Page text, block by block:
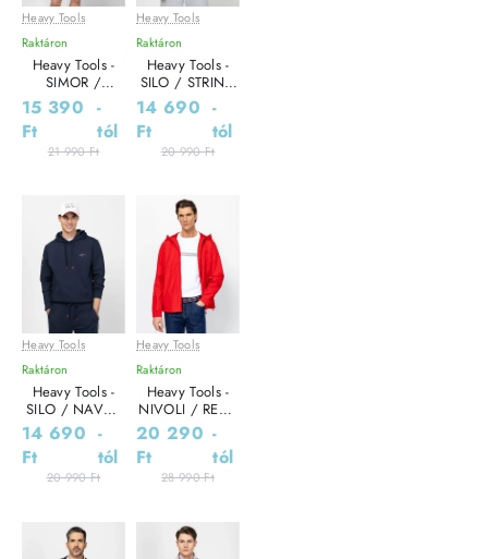
Leárazás
Heavy Tools
Raktáron
Heavy Tools -
SIMOR /
MOONLIGHT -
Férfi melegítő
pulóver
15 390
Ft
-
tól
21 990 Ft
Leárazás
Heavy Tools
Raktáron
Heavy Tools -
SILO / STRING
- Férfi melegítő
pulóver
14 690
Ft
-
tól
20 990 Ft
Leárazás
Heavy Tools
Raktáron
Heavy Tools -
SILO / NAVY -
Férfi melegítő
pulóver
14 690
Ft
-
tól
20 990 Ft
Leárazás
Heavy Tools
Raktáron
Heavy Tools -
NIVOLI / RED -
Férfi dzseki
20 290
Ft
-
tól
28 990 Ft